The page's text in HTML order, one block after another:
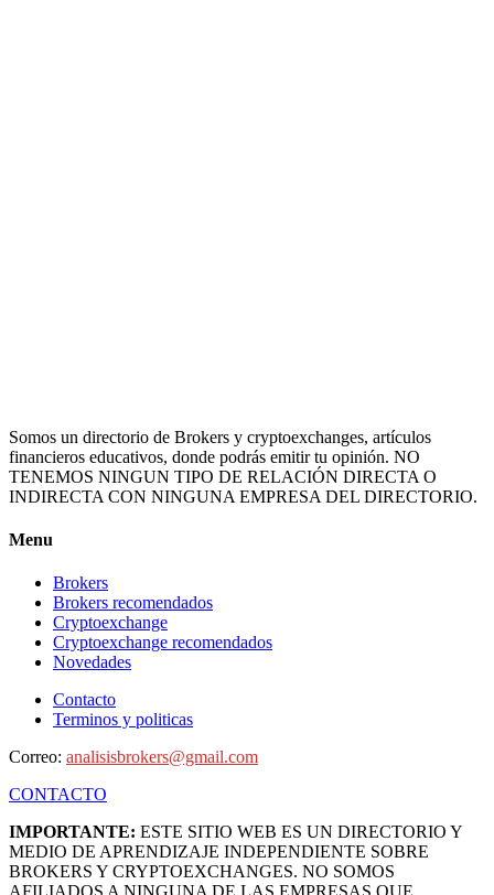
Somos un directorio de Brokers y cryptoexchanges, artículos
financieros educativos, donde podrás emitir tu opinión. NO
TENEMOS NINGUN TIPO DE RELACIÓN DIRECTA O
INDIRECTA CON NINGUNA EMPRESA DEL DIRECTORIO.
Menu
Brokers
Brokers recomendados
Cryptoexchange
Cryptoexchange recomendados
Novedades
Contacto
Terminos y politicas
Correo: analisisbrokers@gmail.com
CONTACTO
IMPORTANTE: ESTE SITIO WEB ES UN DIRECTORIO Y
MEDIO DE APRENDIZAJE INDEPENDIENTE SOBRE
BROKERS Y CRYPTOEXCHANGES. NO SOMOS